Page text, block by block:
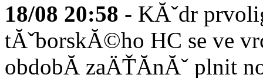
18/08 20:58 - KĂˇdr
tĂˇborskĂ©ho HC se ve
obdobĂ­ zaÄŤĂ­nĂˇ plnit